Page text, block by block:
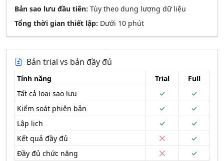
Bản sao lưu đầu tiên: Tùy theo dung lượng dữ liệu
Tổng thời gian thiết lập: Dưới 10 phút
Bản trial vs bản đầy đủ
Tính năng Trial
Full
Tất cả loại sao lưu
Kiểm soát phiên bản
Lập lịch
Kết quả đầy đủ
Đầy đủ chức năng